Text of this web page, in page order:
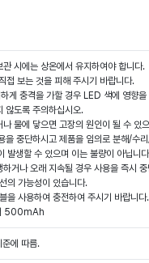
시에는 상온에서 유지하여야 합니다.
접 보는 것을 피해 주시기 바랍니다.
게 충격을 가할 경우 LED 색에 영향
않도록 주의하십시오.
물에 닿으면 고장의 원인이 될 수 있
을 중단하시고 제품을 임의로 분해/수
발생할 수 있으며 이는 불량이 아닙니
거나 오래 지속될 경우 사용을 즉시
의 가능성이 있습니다.
을 사용하여 충전하여 주시기 바랍니
500mAh
준에 따름.